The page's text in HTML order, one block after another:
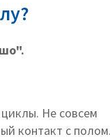
циклы. Не совсем
контакт с